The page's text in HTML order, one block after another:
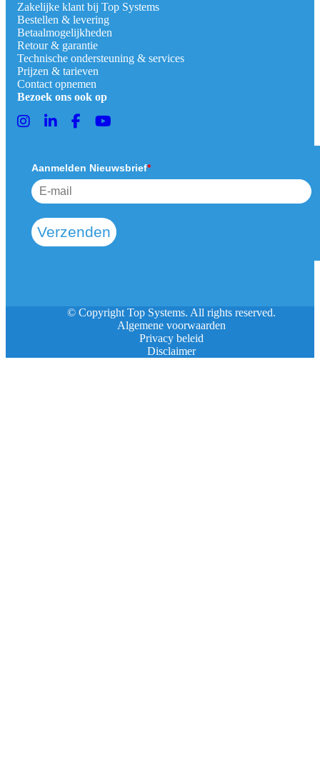
Zakelijke klant bij Top Systems
Bestellen & levering
Betaalmogelijkheden
Retour & garantie
Technische ondersteuning & services
Prijzen & tarieven
Contact opnemen
Bezoek ons ook op
Aanmelden Nieuwsbrief*
Verzenden
© Copyright Top Systems. All rights reserved.
Algemene voorwaarden
Privacy beleid
Disclaimer